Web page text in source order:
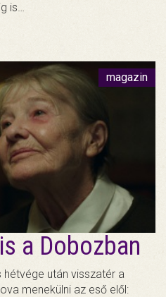
is…
magazin
a Dobozban
hétvége után visszatér a
menekülni az eső elől: